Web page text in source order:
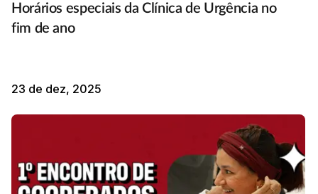
Horários especiais da Clínica de Urgência no
fim de ano
23 de dez, 2025